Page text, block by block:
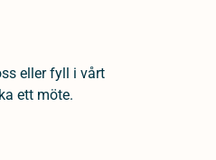
eller fyll i vårt
ett möte.